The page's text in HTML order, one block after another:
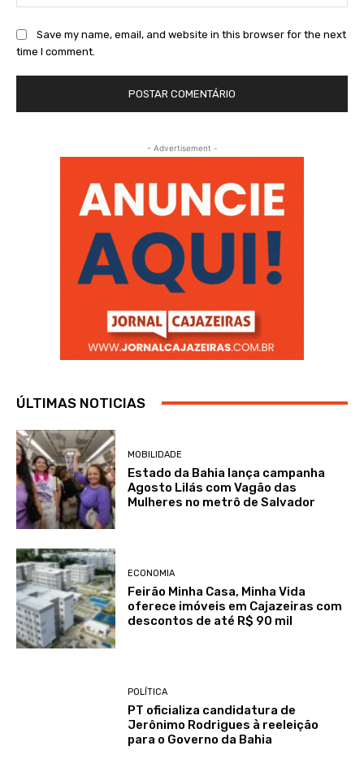
Save my name, email, and website in this browser for the next
time I comment.
- Advertisement -
ÚLTIMAS NOTICIAS
MOBILIDADE
Estado da Bahia lança campanha
Agosto Lilás com Vagão das
Mulheres no metrô de Salvador
ECONOMIA
Feirão Minha Casa, Minha Vida
oferece imóveis em Cajazeiras com
descontos de até R$ 90 mil
POLÍTICA
PT oficializa candidatura de
Jerônimo Rodrigues à reeleição
para o Governo da Bahia